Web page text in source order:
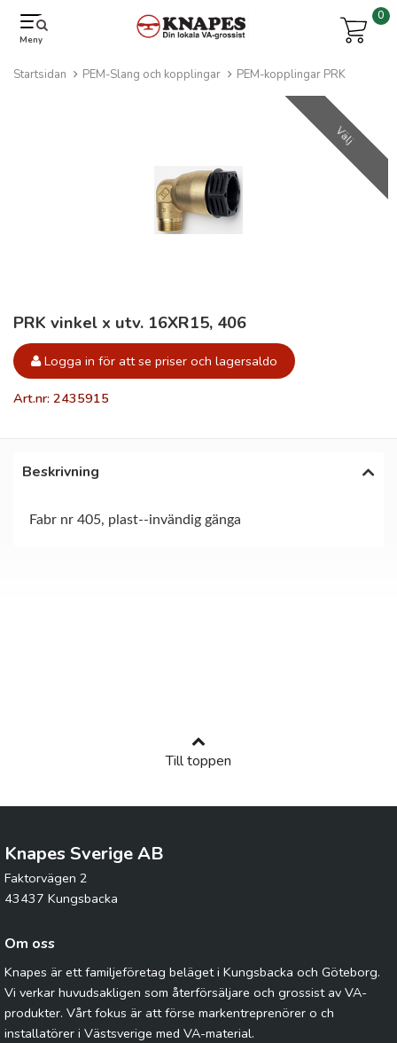
Meny
0
Startsidan PEM-Slang och kopplingar PEM-kopplingar PRK
Välj
PRK vinkel x utv. 16XR15, 406
Logga in för att se priser och lagersaldo
Art.nr: 2435915
Beskrivning
Fabr nr 405, plast--invändig gänga
Till toppen
Knapes Sverige AB
Faktorvägen 2
43437 Kungsbacka
Om oss
Knapes är ett familjeföretag beläget i Kungsbacka och Göteborg.
Vi verkar huvudsakligen som återförsäljare och grossist av VA-
produkter. Vårt fokus är att förse markentreprenörer o ch
installatörer i Västsverige med VA-material.